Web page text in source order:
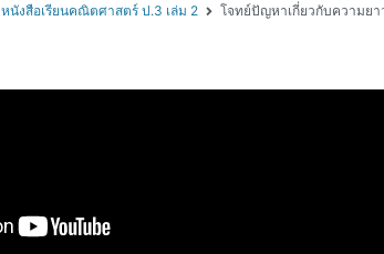
หนังสือเรียนคณิตศาสตร์ ป.3 เล่ม 2 โจทย์ปัญหาเกี่ยวกับความยา